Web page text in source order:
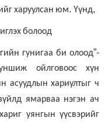
харуулсан юм. Үүнд,
болоод
гунигаа би олоод”-
ойлговоос
хүн
асуудлын хариултыг ч
ямарваа нэгэн ач
хариг уянгын үүсвэрийг